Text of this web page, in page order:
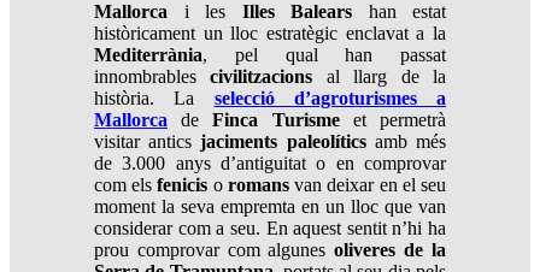
Mallorca i les Illes Balears han estat
històricament un lloc estratègic enclavat a la
Mediterrània, pel qual han passat
innombrablescivilitzacions al llarg de la
història. La selecció d’agroturismes a
Mallorca deFinca Turismeet permetrà
visitar anticsjaciments paleolíticsamb més
de 3.000 anys d’antiguitat o en comprovar
com elsfenicis o romansvan deixar en el seu
moment la seva empremta en un lloc que van
considerar com a seu. En aquest sentit n’hi ha
prou comprovar com algunesoliveres de la